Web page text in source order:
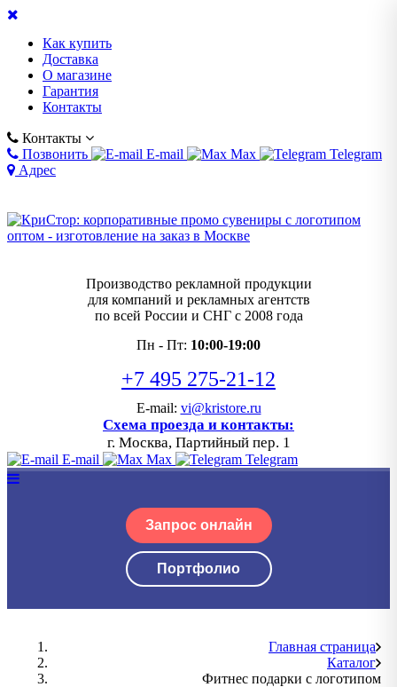
Как купить
Доставка
О магазине
Гарантия
Контакты
Контакты
Позвонить
E-mail Max
Telegram
Адрес
Производство рекламной продукции
для компаний и рекламных агентств
по всей России и СНГ с 2008 года
Пн - Пт: 10:00-19:00
+7 495 275-21-12
E-mail: vi@kristore.ru
Схема проезда и контакты:
г. Москва, Партийный пер. 1
E-mail Max Telegram
Запрос онлайн
Портфолио
Главная страница
Каталог
Фитнес подарки с логотипом